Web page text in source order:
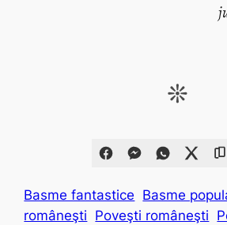
❊
Basme fantastice Basme
româneşti Poveşti româneşti